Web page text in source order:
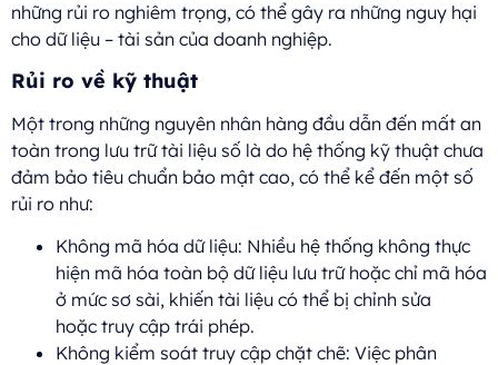
những rủi ro nghiêm trọng, có thể gây ra những nguy hại
cho dữ liệu – tài sản của doanh nghiệp.
Rủi ro về kỹ thuật
Một trong những nguyên nhân hàng đầu dẫn đến mất an
toàn trong lưu trữ tài liệu số là do hệ thống kỹ thuật chưa
đảm bảo tiêu chuẩn bảo mật cao, có thể kể đến một số
rủi ro như:
Không mã hóa dữ liệu: Nhiều hệ thống không thực
hiện mã hóa toàn bộ dữ liệu lưu trữ hoặc chỉ mã hóa
ở mức sơ sài, khiến tài liệu có thể bị chỉnh sửa
hoặc truy cập trái phép.
Không kiểm soát truy cập chặt chẽ: Việc phân